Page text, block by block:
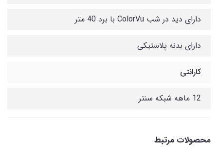
دارای دید در شب ColorVu با برد 40 متر
دارای بدنه پلاستیکی
کارانتی
12 ماهه شبکه سنتر
محصولات مرتبط